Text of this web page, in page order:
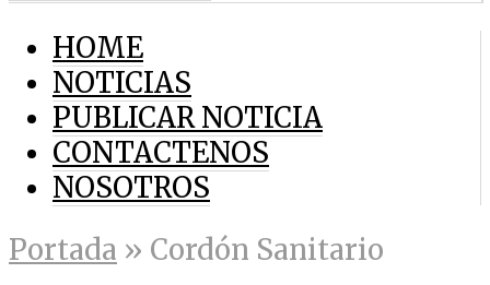
HOME
NOTICIAS
PUBLICAR NOTICIA
CONTACTENOS
NOSOTROS
Portada » Cordón Sanitario